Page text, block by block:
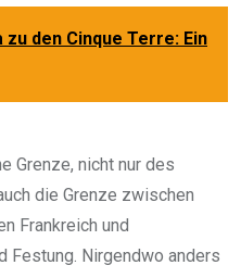
zu den Cinque Terre: Ein
Grenze, nicht nur des
die Grenze zwischen
Frankreich und
Festung. Nirgendwo anders